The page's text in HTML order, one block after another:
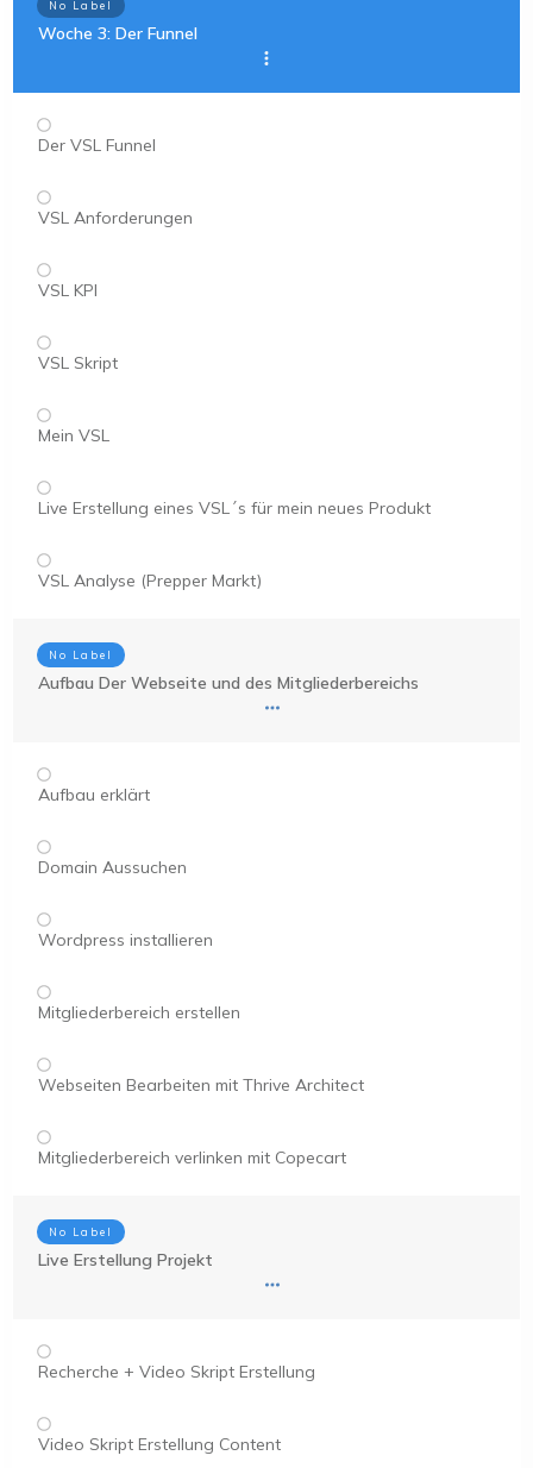
No Label
Woche 3: Der Funnel
Der VSL Funnel
VSL Anforderungen
VSL KPI
VSL Skript
Mein VSL
Live Erstellung eines VSL´s für mein neues Produkt
VSL Analyse (Prepper Markt)
No Label
Aufbau Der Webseite und des Mitgliederbereichs
Aufbau erklärt
Domain Aussuchen
Wordpress installieren
Mitgliederbereich erstellen
Webseiten Bearbeiten mit Thrive Architect
Mitgliederbereich verlinken mit Copecart
No Label
Live Erstellung Projekt
Recherche + Video Skript Erstellung
Video Skript Erstellung Content